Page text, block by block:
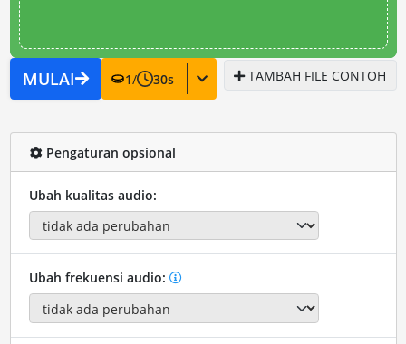
MULAI 1/ 30s TAMBAH FILE CONTOH
Pengaturan opsional
Ubah kualitas audio:
Ubah frekuensi audio: